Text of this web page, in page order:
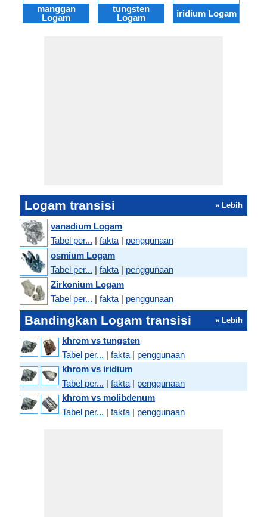
manggan
Logam
tungsten
Logam
iridium Logam
Logam transisi » Lebih
vanadium Logam
Tabel per... | fakta | penggunaan
osmium Logam
Tabel per... | fakta | penggunaan
Zirkonium Logam
Tabel per... | fakta | penggunaan
Bandingkan Logam transisi » Lebih
khrom vs tungsten
Tabel per... | fakta | penggunaan
khrom vs iridium
Tabel per... | fakta | penggunaan
khrom vs molibdenum
Tabel per... | fakta | penggunaan